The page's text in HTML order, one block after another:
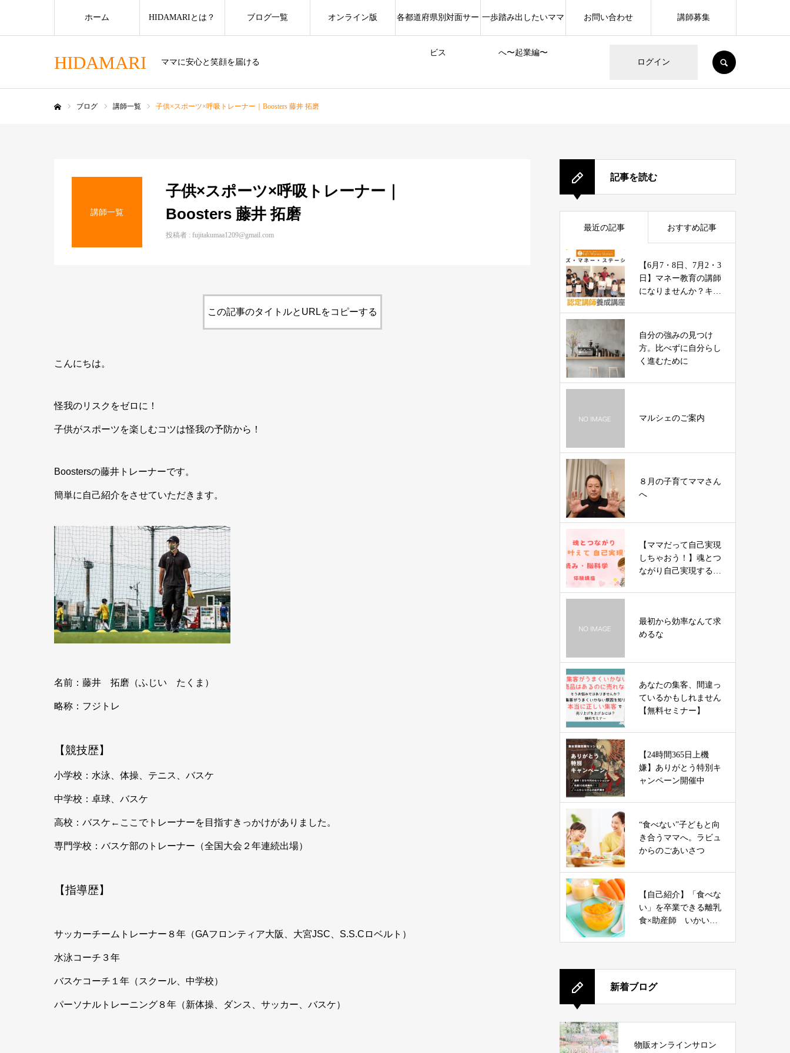
HIDAMARI ママに安心と笑顔を届ける ログイン
SEARCH
ホーム HIDAMARIとは？ ブログ一覧 オンライン版 各都道府県別対面サー
ビス
一歩踏み出したいママ
へ〜起業編〜
お問い合わせ 講師募集
ブログ 講師一覧 子供×スポーツ×呼吸トレーナー｜Boosters 藤井 拓磨
講師一覧
子供×スポーツ×呼吸トレーナー｜
Boosters 藤井 拓磨
投稿者 : fujitakumaa1209@gmail.com
この記事のタイトルとURLをコピーする
こんにちは。
怪我のリスクをゼロに！
子供がスポーツを楽しむコツは怪我の予防から！
Boostersの藤井トレーナーです。
簡単に自己紹介をさせていただきます。
名前：藤井 拓磨（ふじい たくま）
略称：フジトレ
【競技歴】
小学校：水泳、体操、テニス、バスケ
中学校：卓球、バスケ
高校：バスケ←ここでトレーナーを目指すきっかけがありました。
専門学校：バスケ部のトレーナー（全国大会２年連続出場）
【指導歴】
サッカーチームトレーナー８年（GAフロンティア大阪、大宮JSC、S.S.Cロベルト）
水泳コーチ３年
バスケコーチ１年（スクール、中学校）
パーソナルトレーニング８年（新体操、ダンス、サッカー、バスケ）
記事を読む
最近の記事 おすすめ記事
【6月7・8日、7月2・3
日】マネー教育の講師
になりませんか？キッ
自分の強みの見つけ
方。比べずに自分らし
く進むために
マルシェのご案内
８月の子育てママさん
へ
【ママだって自己実現
しちゃおう！】魂とつ
ながり自己実現する
最初から効率なんて求
めるな
あなたの集客、間違っ
ているかもしれません
【無料セミナー】
【24時間365日上機
嫌】ありがとう特別キ
ャンペーン開催中
“食べない”子どもと向
き合うママへ。ラビュ
からのごあいさつ
【自己紹介】「食べな
い」を卒業できる離乳
食×助産師 いかいあ
新着ブログ
物販オンラインサロン